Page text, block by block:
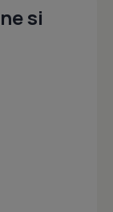
si